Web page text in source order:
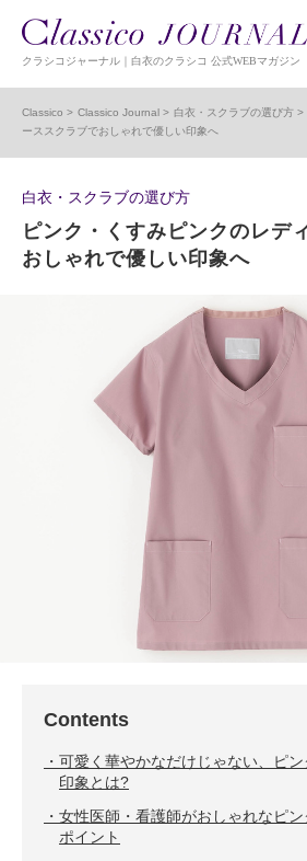
クラシコジャーナル｜白衣のクラシコ 公式WEBマガジン
Classico Classico Journal 白衣・スクラブの選び方
ーススクラブでおしゃれで優しい印象へ
白衣・スクラブの選び方
ピンク・くすみピンクのレデ
おしゃれで優しい印象へ
Contents
可愛く華やかなだけじゃない、ピ
印象とは?
女性医師・看護師がおしゃれなピ
ポイント